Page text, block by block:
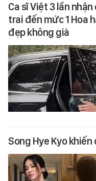
Ca sĩ Việt 3 lần
trai đến mức 1 Hoa
đẹp không già
Song Hye Kyo